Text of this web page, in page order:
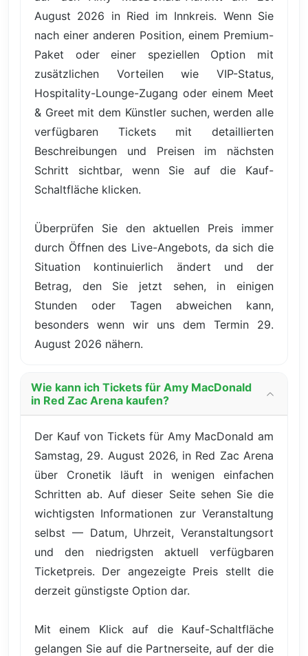
August 2026 in Ried im Innkreis. Wenn Sie
nach einer anderen Position, einem Premium-
Paket oder einer speziellen Option mit
zusätzlichen Vorteilen wie VIP-Status,
Hospitality-Lounge-Zugang oder einem Meet
& Greet mit dem Künstler suchen, werden alle
verfügbaren Tickets mit detaillierten
Beschreibungen und Preisen im nächsten
Schritt sichtbar, wenn Sie auf die Kauf-
Schaltfläche klicken.
Überprüfen Sie den aktuellen Preis immer
durch Öffnen des Live-Angebots, da sich die
Situation kontinuierlich ändert und der
Betrag, den Sie jetzt sehen, in einigen
Stunden oder Tagen abweichen kann,
besonders wenn wir uns dem Termin 29.
August 2026 nähern.
Wie kann ich Tickets für Amy MacDonald
in Red Zac Arena kaufen?
Der Kauf von Tickets für Amy MacDonald am
Samstag, 29. August 2026, in Red Zac Arena
über Cronetik läuft in wenigen einfachen
Schritten ab. Auf dieser Seite sehen Sie die
wichtigsten Informationen zur Veranstaltung
selbst — Datum, Uhrzeit, Veranstaltungsort
und den niedrigsten aktuell verfügbaren
Ticketpreis. Der angezeigte Preis stellt die
derzeit günstigste Option dar.
Mit einem Klick auf die Kauf-Schaltfläche
gelangen Sie auf die Partnerseite, auf der die